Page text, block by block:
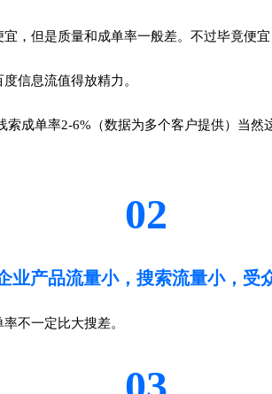
，但是质量和成单率一般差。不过毕竟便
信息流值得放精力。
成单率2-6%（数据为多个客户提供）当
02
业产品流量小，搜索流量小，受
不一定比大搜差。